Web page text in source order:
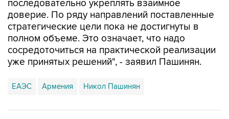
последовательно укреплять взаимное
доверие. По ряду направлений поставленные
стратегические цели пока не достигнуты в
полном объеме. Это означает, что надо
сосредоточиться на практической реализации
уже принятых решений", - заявил Пашинян.
ЕАЭС Армения Никол Пашинян